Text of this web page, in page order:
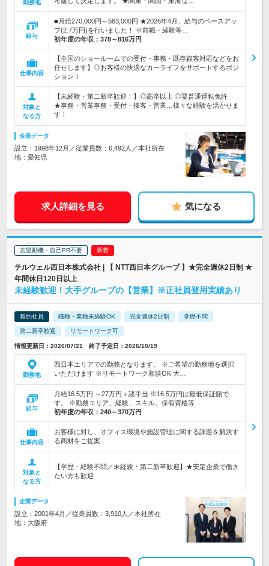
勤務地
給与
■月給270,000円～583,000円 ★2026年4月、給与のベースアッ
プ(2.7万円)を行いました！ ※前職・経験等…
初年度の年収： 378～816万円
仕事内容
【全国のショールームでの受付・事務・既存顧客対応などをお
任せします】◎お客様の快適なカーライフをサポートするポジ
ション！
対象と
なる方
【未経験・第二新卒歓迎！】◎高卒以上 ◎要普通運転免許
★事務・営業事務・受付・接客・営業…様々な経験を活かせま
す！
企業データ
設立：1998年12月／従業員数：6,492人／本社所在
地：愛知県
求人詳細を見る 気になる
志望動機・自己PR不要
テルウェル西日本株式会社 | 【 NTT西日本グループ 】★完全週休2日制 ★
年間休日120日以上
未経験歓迎！大手グループの【営業】※正社員登用実績あり
契約社員 職種・業種未経験OK 完全週休2日制 学歴不問
第二新卒歓迎 リモートワーク可
情報更新日：2026/07/21 終了予定日：2026/10/19
勤務地
西日本エリアでの勤務となります。 ※ご希望の勤務地を選択
いただけます ※リモートワーク相談OK 大…
給与
月給16.5万円 ～27万円＋諸手当 ※16.5万円は最低保証額で
す。 ※勤務エリア、経験、スキル、保有資格等…
初年度の年収： 240～370万円
仕事内容
お客様に対し、オフィス環境や施設管理に関する課題を解決す
る商材をご提案
対象と
なる方
【学歴・経験不問／未経験・第二新卒歓迎】★安定企業で働き
たい方も歓迎
企業データ
設立：2001年4月／従業員数：3,910人／本社所在
地：大阪府